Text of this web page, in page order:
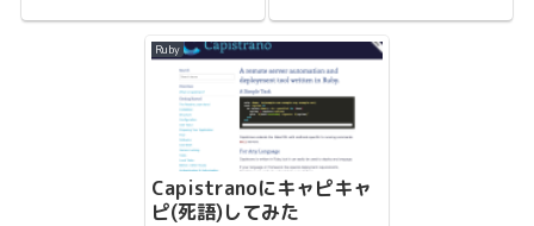
Ruby
Capistranoにキャピキャ
ピ(死語)してみた